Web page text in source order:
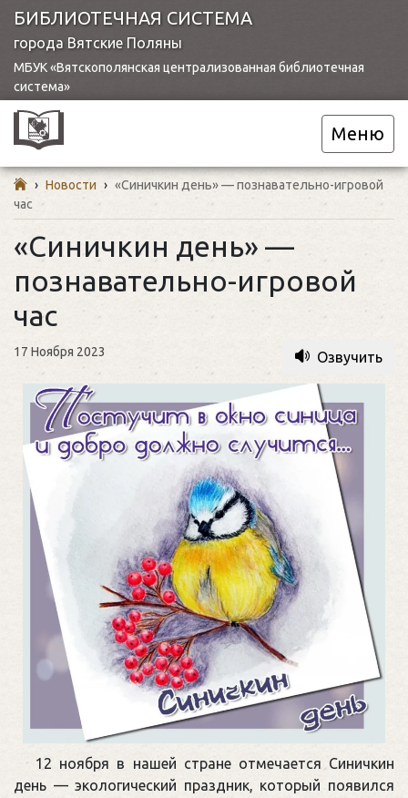
БИБЛИОТЕЧНАЯ СИСТЕМА
города Вятские Поляны
МБУК «Вятскополянская централизованная библиотечная
система»
Меню
› Новости › «Синичкин день» — познавательно-игровой
час
«Синичкин день» —
познавательно-игровой
час
17 Ноября 2023 Озвучить
12 ноября в нашей стране отмечается Синичкин
день — экологический праздник, который появился